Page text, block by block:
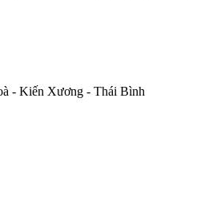
- Kiến Xương - Thái Bình